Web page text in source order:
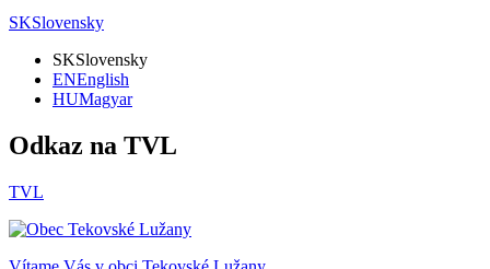
SKSlovensky
SKSlovensky
ENEnglish
HUMagyar
Odkaz na TVL
TVL